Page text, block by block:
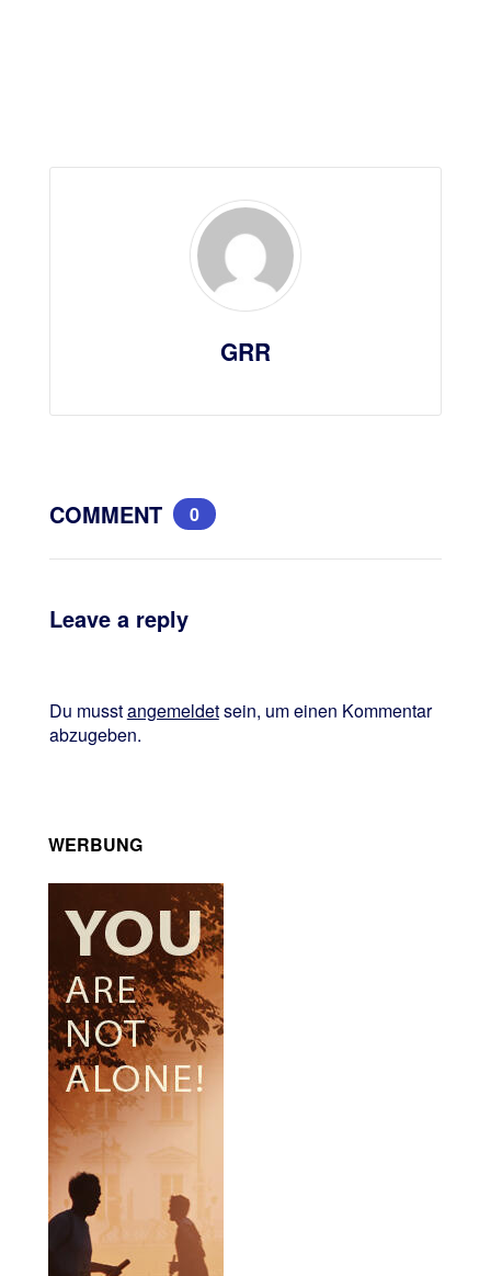
GRR
COMMENT 0
Leave a reply
Du musstangemeldetsein, um einen Kommentar
abzugeben.
WERBUNG